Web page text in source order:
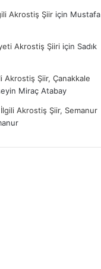
Akrostiş Şiir için Mustafa
Akrostiş Şiiri için Sadık
Akrostiş Şiir, Çanakkale
Miraç Atabay
Akrostiş Şiir, Semanur